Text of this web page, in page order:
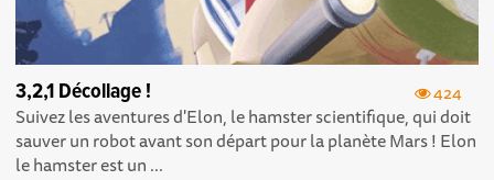
424
3,2,1 Décollage !
Suivez les aventures d'Elon, le hamster scientifique, qui doit
sauver un robot avant son départ pour la planète Mars ! Elon
le hamster est un ...